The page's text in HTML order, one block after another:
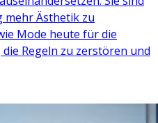
mehr Ästhetik zu
Mode heute für die
Regeln zu zerstören und